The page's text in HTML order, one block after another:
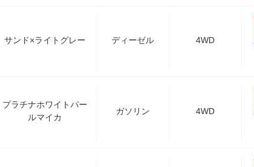
サンド×ライトグレー ディーゼル 4WD
プラチナホワイトパー
ルマイカ
ガソリン 4WD